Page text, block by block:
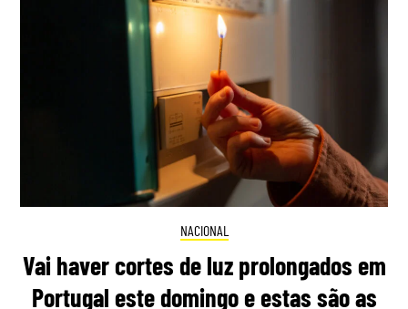
NACIONAL
Vai haver cortes de luz prolongados em
Portugal este domingo e estas são as